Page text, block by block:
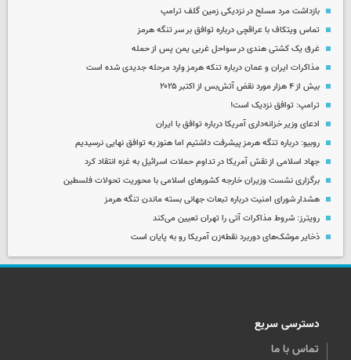
بازداشت مرد مسلح در نزدیکی زمین گلف ترامپ
تماس ویتکاف با عراقچی درباره توافق بر سر تنگه هرمز
غرق یک کشتی هندی در سواحل غربی یمن پس از حمله
مذاکرات ایران و عمان درباره تنکه هرمز وارد مرحله جدیدی شده است
بیش از ۴ هزار مورد نقض آتش‌بس از اکتبر ۲۰۲۵
ترامپ: توافق نزدیک است!
ادعای وزیر خزانه‌داری آمریکا درباره توافق با ایران
روبیو: درباره تنگه هرمز پیشرفت داشتیم اما هنوز به توافق نهایی نرسیدیم
جهاد اسلامی از نقش آمریکا در تداوم حملات اسرائیل به غزه انتقاد کرد
برگزاری نشست وزیران خارجه کشورهای اسلامی با محوریت تحولات فلسطین
هشدار شورای امنیت درباره تبعات جهانی بسته ماندن تنگه هرمز
رویترز: شروط مذاکرات آتی را تهران تعیین می‌کند
ذخایر موشک‌های دوربرد نقطه‌زن آمریکا رو به پایان است
دسترسی سریع
تماس با ما